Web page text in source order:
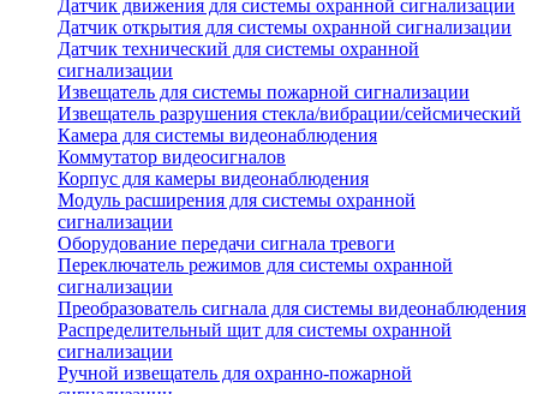
Датчик движения для системы охранной сигнализации
Датчик открытия для системы охранной сигнализации
Датчик технический для системы охранной
сигнализации
Извещатель для системы пожарной сигнализации
Извещатель разрушения стекла/вибрации/сейсмический
Камера для системы видеонаблюдения
Коммутатор видеосигналов
Корпус для камеры видеонаблюдения
Модуль расширения для системы охранной
сигнализации
Оборудование передачи сигнала тревоги
Переключатель режимов для системы охранной
сигнализации
Преобразователь сигнала для системы видеонаблюдения
Распределительный щит для системы охранной
сигнализации
Ручной извещатель для охранно-пожарной